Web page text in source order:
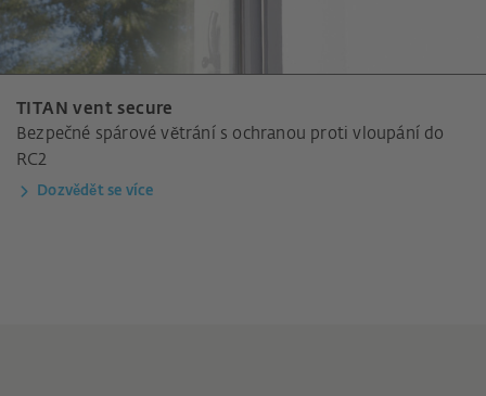
TITAN vent secure
Bezpečné spárové větrání s ochranou proti vloupání do
RC2
Dozvědět se více